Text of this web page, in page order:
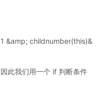
&amp; childnumber(this)&
此我们用一个 if 判断条件